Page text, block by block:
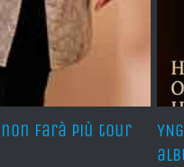
Or Never” dal nuovo